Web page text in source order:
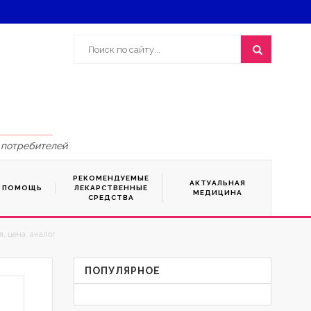
ПОМОЩЬ
РЕКОМЕНДУЕМЫЕ
ЛЕКАРСТВЕННЫЕ
СРЕДСТВА
АКТУАЛЬНАЯ
МЕДИЦИНА
цена, аналог
ПОПУЛЯРНОЕ